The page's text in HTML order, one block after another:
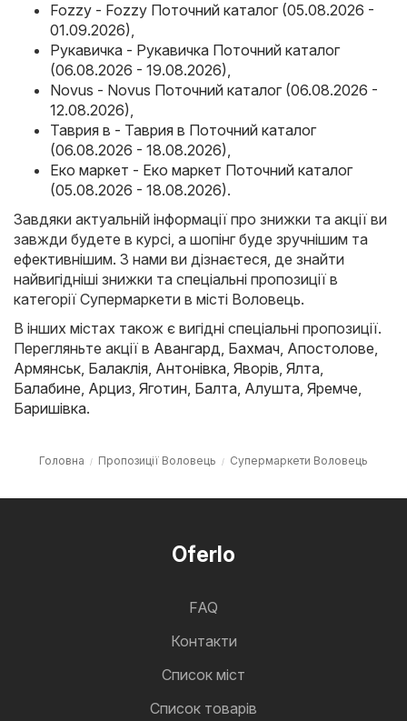
Fozzy - Fozzy Поточний каталог (05.08.2026 -
01.09.2026),
Рукавичка - Рукавичка Поточний каталог
(06.08.2026 - 19.08.2026),
Novus - Novus Поточний каталог (06.08.2026 -
12.08.2026),
Таврия в - Таврия в Поточний каталог
(06.08.2026 - 18.08.2026),
Еко маркет - Еко маркет Поточний каталог
(05.08.2026 - 18.08.2026).
Завдяки актуальній інформації про знижки та акції ви
завжди будете в курсі, а шопінг буде зручнішим та
ефективнішим. З нами ви дізнаєтеся, де знайти
найвигідніші знижки та спеціальні пропозиції в
категорії Супермаркети в місті Воловець.
В інших містах також є вигідні спеціальні пропозиції.
Перегляньте акції в Авангард, Бахмач, Апостолове,
Армянськ, Балаклія, Антонівка, Яворів, Ялта,
Балабине, Арциз, Яготин, Балта, Алушта, Яремче,
Баришівка.
Головна Пропозиції Воловець Супермаркети Воловець
Oferlo
FAQ
Контакти
Cписок міст
Список товарів